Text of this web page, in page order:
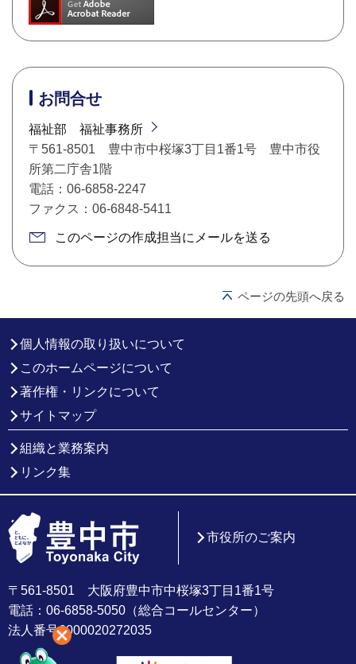
お問合せ
福祉部 福祉事務所
〒561-8501 豊中市中桜塚3丁目1番1号 豊中市役
所第二庁舎1階
電話：06-6858-2247
ファクス：06-6848-5411
このページの作成担当にメールを送る
ページの先頭へ戻る
個人情報の取り扱いについて
このホームページについて
著作権・リンクについて
サイトマップ
組織と業務案内
リンク集
〒561-8501 大阪府豊中市中桜塚3丁目1番1号
電話：06-6858-5050（総合コールセンター）
法人番号6000020272035
市役所のご案内